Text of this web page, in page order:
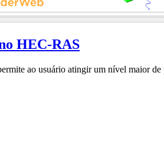
HEC-RAS
ao usuário atingir um nível maior